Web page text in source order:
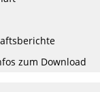
zum Download